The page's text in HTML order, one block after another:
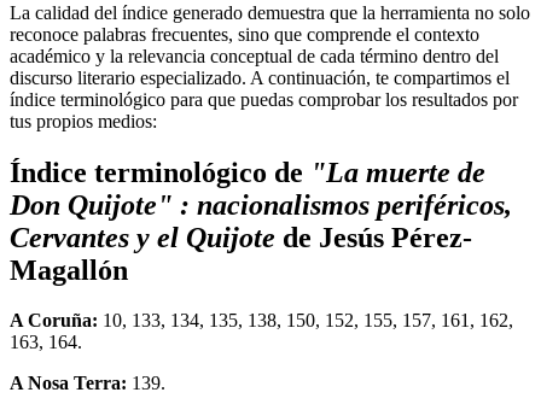
La calidad del índice generado demuestra que la herramienta no solo
reconoce palabras frecuentes, sino que comprende el contexto
académico y la relevancia conceptual de cada término dentro del
discurso literario especializado. A continuación, te compartimos el
índice terminológico para que puedas comprobar los resultados por
tus propios medios:
Índice terminológico de "La muerte de
Don Quijote" : nacionalismos periféricos,
Cervantes y el Quijote de Jesús Pérez-
Magallón
A Coruña: 10, 133, 134, 135, 138, 150, 152, 155, 157, 161, 162,
163, 164.
A Nosa Terra: 139.